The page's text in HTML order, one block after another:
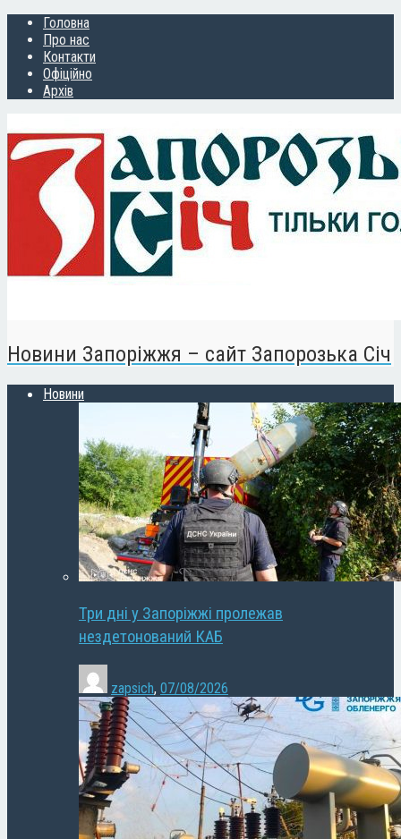
Головна
Про нас
Контакти
Офіційно
Архів
Новини Запоріжжя – сайт Запорозька Січ
Новини
Три дні у Запоріжжі пролежав
нездетонований КАБ
zapsich, 07/08/2026